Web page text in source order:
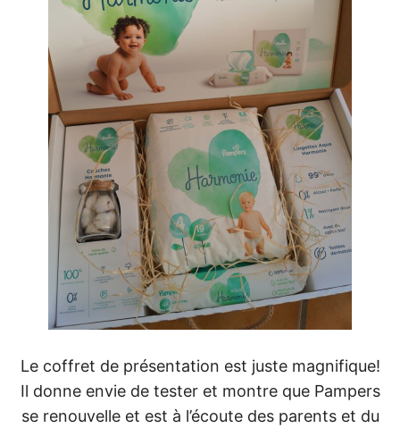
Le coffret de présentation est juste magnifique!
Il donne envie de tester et montre que Pampers
se renouvelle et est à l’écoute des parents et du